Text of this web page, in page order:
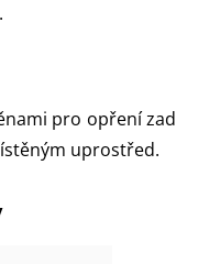
pro opření zad
uprostřed.